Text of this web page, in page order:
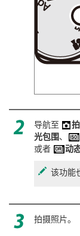
导航至
光包围、
或者
动
该功能
拍摄照片。